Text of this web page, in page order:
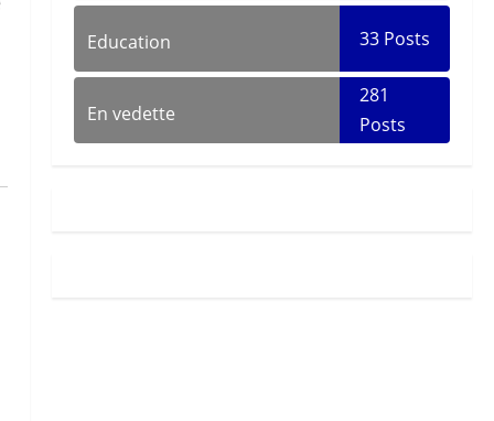
Education 33 Posts
En vedette
281
Posts